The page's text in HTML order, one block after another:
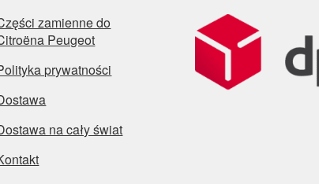
zamienne do
Peugeot
prywatności
na cały świat